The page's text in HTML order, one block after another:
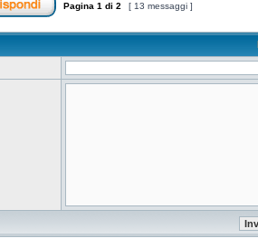
Pagina 1 di 2 [ 13 messaggi ]